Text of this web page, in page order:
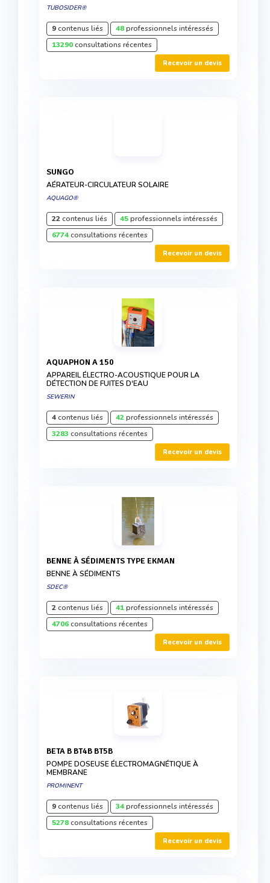
TUBOSIDER®
9contenus liés 48professionnels intéressés
13290consultations récentes
Recevoir un devis
SUNGO
AÉRATEUR-CIRCULATEUR SOLAIRE
AQUAGO®
22contenus liés 45professionnels intéressés
6774consultations récentes
Recevoir un devis
AQUAPHON A 150
APPAREIL ÉLECTRO-ACOUSTIQUE POUR LA
DÉTECTION DE FUITES D'EAU
SEWERIN
4contenus liés 42professionnels intéressés
3283 consultations récentes
Recevoir un devis
BENNE À SÉDIMENTS TYPE EKMAN
BENNE À SÉDIMENTS
SDEC®
2contenus liés 41professionnels intéressés
4706consultations récentes
Recevoir un devis
BETA B BT4B BT5B
POMPE DOSEUSE ÉLECTROMAGNÉTIQUE À
MEMBRANE
PROMINENT
9contenus liés 34professionnels intéressés
5278consultations récentes
Recevoir un devis